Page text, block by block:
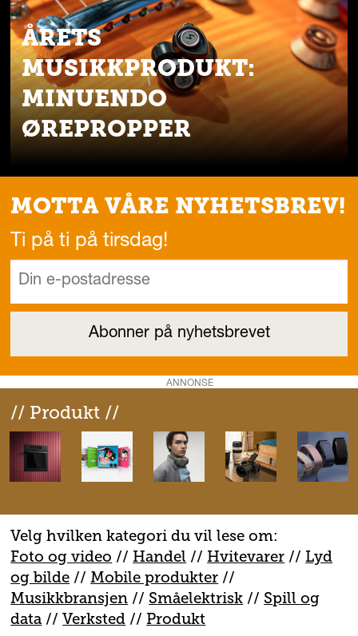
ÅRETS
MUSIKKPRODUKT:
MINUENDO
ØREPROPPER
MOTTA VÅRE NYHETSBREV!
Ti på ti på tirsdag!
ANNONSE
// Produkt //
Velg hvilken kategori du vil lese om:
Foto og video // Handel // Hvitevarer // Lyd
og bilde //Mobile produkter //
Musikkbransjen // Småelektrisk // Spill og
data //Verksted // Produkt